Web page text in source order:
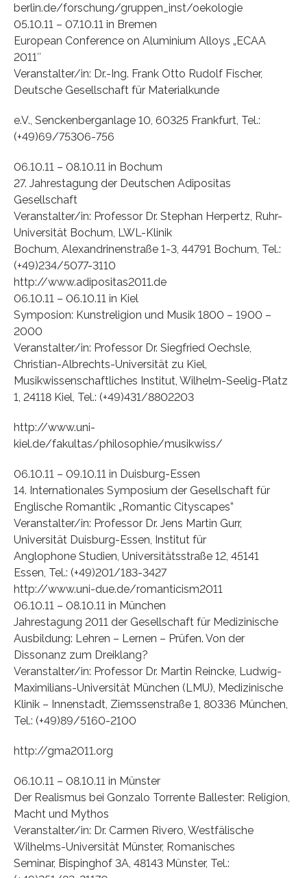
berlin.de/forschung/gruppen_inst/oekologie
05.10.11 – 07.10.11 in Bremen
European Conference on Aluminium Alloys „ECAA
2011″
Veranstalter/in: Dr.-Ing. Frank Otto Rudolf Fischer,
Deutsche Gesellschaft für Materialkunde
e.V., Senckenberganlage 10, 60325 Frankfurt, Tel.:
(+49)69/75306-756
06.10.11 – 08.10.11 in Bochum
27. Jahrestagung der Deutschen Adipositas
Gesellschaft
Veranstalter/in: Professor Dr. Stephan Herpertz, Ruhr-
Universität Bochum, LWL-Klinik
Bochum, Alexandrinenstraße 1-3, 44791 Bochum, Tel.:
(+49)234/5077-3110
http://www.adipositas2011.de
06.10.11 – 06.10.11 in Kiel
Symposion: Kunstreligion und Musik 1800 – 1900 –
2000
Veranstalter/in: Professor Dr. Siegfried Oechsle,
Christian-Albrechts-Universität zu Kiel,
Musikwissenschaftliches Institut, Wilhelm-Seelig-Platz
1, 24118 Kiel, Tel.: (+49)431/8802203
http://www.uni-
kiel.de/fakultas/philosophie/musikwiss/
06.10.11 – 09.10.11 in Duisburg-Essen
14. Internationales Symposium der Gesellschaft für
Englische Romantik: „Romantic Cityscapes”
Veranstalter/in: Professor Dr. Jens Martin Gurr,
Universität Duisburg-Essen, Institut für
Anglophone Studien, Universitätsstraße 12, 45141
Essen, Tel.: (+49)201/183-3427
http://www.uni-due.de/romanticism2011
06.10.11 – 08.10.11 in München
Jahrestagung 2011 der Gesellschaft für Medizinische
Ausbildung: Lehren – Lernen – Prüfen. Von der
Dissonanz zum Dreiklang?
Veranstalter/in: Professor Dr. Martin Reincke, Ludwig-
Maximilians-Universität München (LMU), Medizinische
Klinik – Innenstadt, Ziemssenstraße 1, 80336 München,
Tel.: (+49)89/5160-2100
http://gma2011.org
06.10.11 – 08.10.11 in Münster
Der Realismus bei Gonzalo Torrente Ballester: Religion,
Macht und Mythos
Veranstalter/in: Dr. Carmen Rivero, Westfälische
Wilhelms-Universität Münster, Romanisches
Seminar, Bispinghof 3A, 48143 Münster, Tel.: